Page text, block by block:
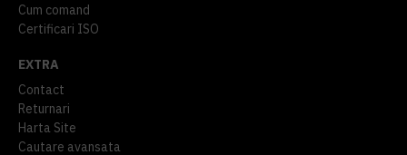
Cum comand
Certificari ISO
EXTRA
Contact
Returnari
Harta Site
Cautare avansata